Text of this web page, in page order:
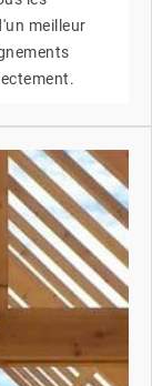
meilleur